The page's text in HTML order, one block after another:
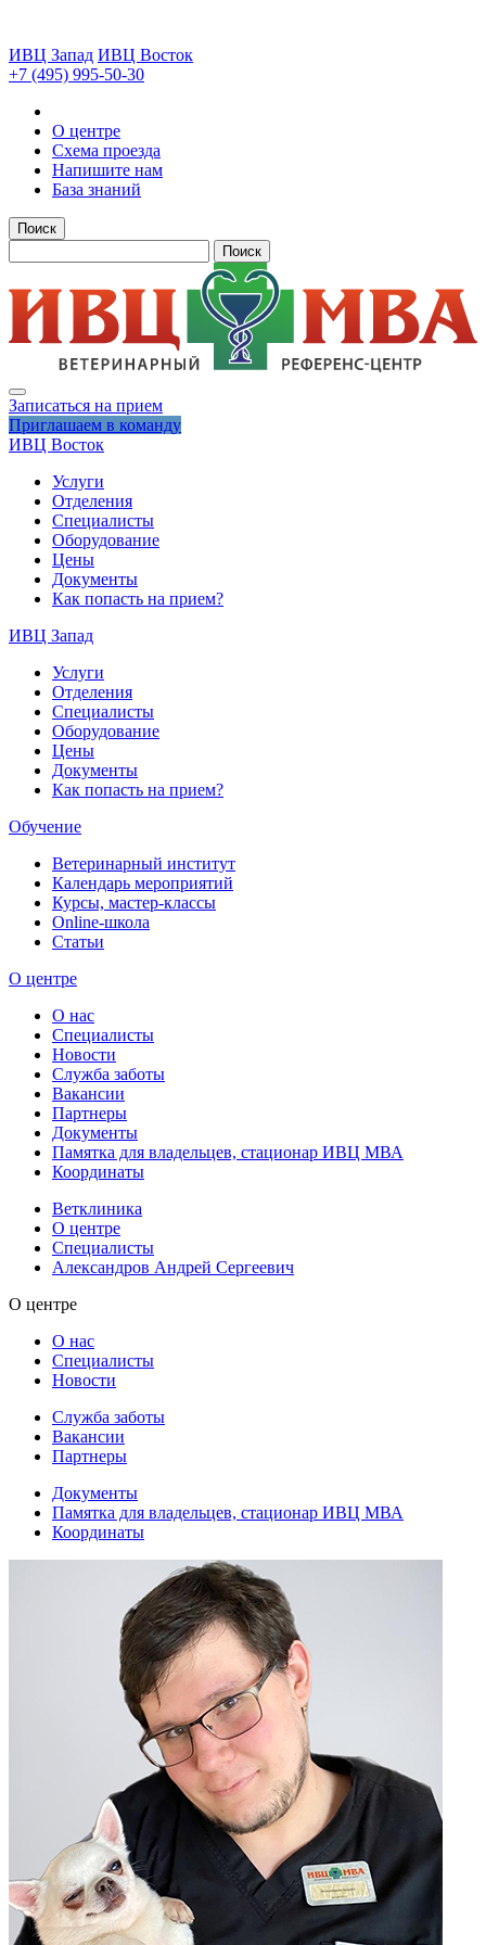
ИВЦ Запад ИВЦ Восток
+7 (495) 995-50-30
О центре
Схема проезда
Напишите нам
База знаний
Поиск
Поиск
Записаться на прием
Приглашаем в команду
ИВЦ Восток
Услуги
Отделения
Специалисты
Оборудование
Цены
Документы
Как попасть на прием?
ИВЦ Запад
Услуги
Отделения
Специалисты
Оборудование
Цены
Документы
Как попасть на прием?
Обучение
Ветеринарный институт
Календарь мероприятий
Курсы, мастер-классы
Online-школа
Статьи
О центре
О нас
Специалисты
Новости
Служба заботы
Вакансии
Партнеры
Документы
Памятка для владельцев, стационар ИВЦ МВА
Координаты
Ветклиника
О центре
Специалисты
Александров Андрей Сергеевич
О центре
О нас
Специалисты
Новости
Служба заботы
Вакансии
Партнеры
Документы
Памятка для владельцев, стационар ИВЦ МВА
Координаты